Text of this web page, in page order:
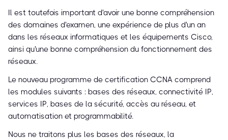
Il est toutefois important d'avoir une bonne compréhension
des domaines d'examen, une expérience de plus d'un an
dans les réseaux informatiques et les équipements Cisco,
ainsi qu'une bonne compréhension du fonctionnement des
réseaux.
Le nouveau programme de certification CCNA comprend
les modules suivants : bases des réseaux, connectivité IP,
services IP, bases de la sécurité, accès au réseau, et
automatisation et programmabilité.
Nous ne traitons plus les bases des réseaux, la